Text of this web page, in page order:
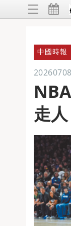
中國時報
20260708
走